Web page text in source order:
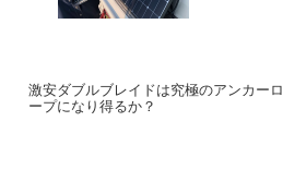
激安ダブルブレイドは究極のアンカーロ
ープになり得るか？